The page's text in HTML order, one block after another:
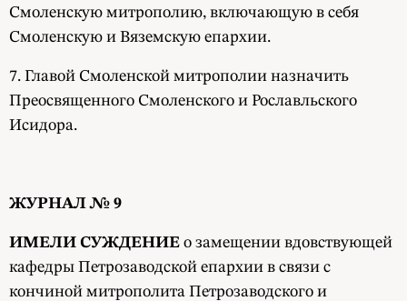
Смоленскую митрополию, включающую в себя
Смоленскую и Вяземскую епархии.
7. Главой Смоленской митрополии назначить
Преосвященного Смоленского и Рославльского
Исидора.
ЖУРНАЛ № 9
ИМЕЛИ СУЖДЕНИЕ о замещении вдовствующей
кафедры Петрозаводской епархии в связи с
кончиной митрополита Петрозаводского и